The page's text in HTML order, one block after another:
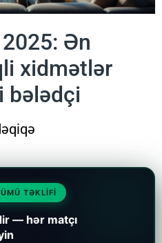
Ən
xidmətlər
bələdçi
TƏKLIFI
— hər matçı